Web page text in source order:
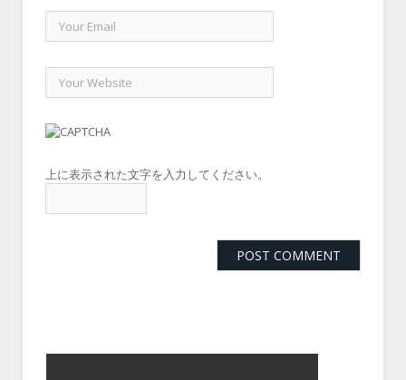
上に表示された文字を入力してください。